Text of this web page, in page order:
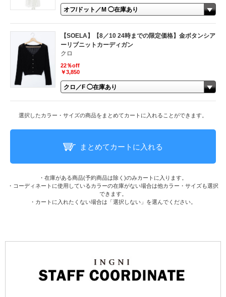
【SOELA】【8／10 24時までの限定価格】金ボタンシア
ーリブニットカーディガン
クロ
22％off
￥3,850
選択したカラー・サイズの商品をまとめてカートに入れることができます。
まとめてカートに入れる
・在庫がある商品(予約商品は除く)のみカートに入ります。
・コーディネートに使用しているカラーの在庫がない場合は他カラー・サイズも選択
できます。
・カートに入れたくない場合は「選択しない」を選んでください。